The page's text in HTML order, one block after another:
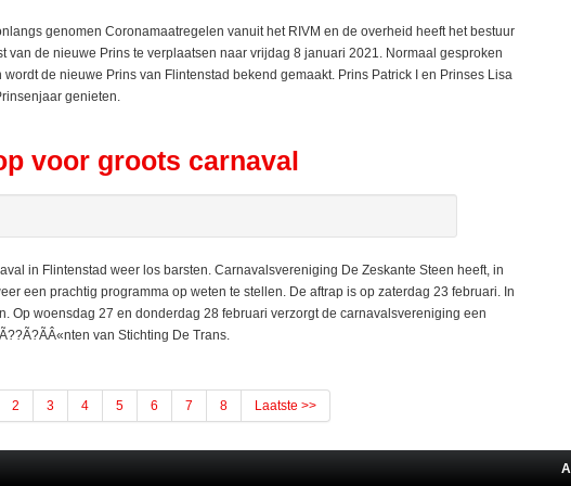
genomen Coronamaatregelen vanuit het RIVM en de overheid heeft het bestuur
van de nieuwe Prins te verplaatsen naar vrijdag 8 januari 2021. Normaal gesproken
de nieuwe Prins van Flintenstad bekend gemaakt. Prins Patrick I en Prinses Lisa
genieten.
voor groots carnaval
in Flintenstad weer los barsten. Carnavalsvereniging De Zeskante Steen heeft, in
een prachtig programma op weten te stellen. De aftrap is op zaterdag 23 februari. In
Op woensdag 27 en donderdag 28 februari verzorgt de carnavalsvereniging een
van Stichting De Trans.
2 3 4 5 6 7 8 Laatste >>